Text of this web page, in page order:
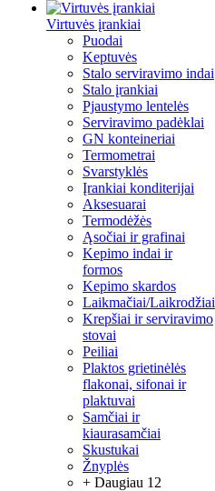
Virtuvės įrankiai
Puodai
Keptuvės
Stalo serviravimo indai
Stalo įrankiai
Pjaustymo lentelės
Serviravimo padėklai
GN konteineriai
Termometrai
Svarstyklės
Įrankiai konditerijai
Aksesuarai
Termodėžės
Ąsočiai ir grafinai
Kepimo indai ir
formos
Kepimo skardos
Laikmačiai/Laikrodžiai
Krepšiai ir serviravimo
stovai
Peiliai
Plaktos grietinėlės
flakonai, sifonai ir
plaktuvai
Samčiai ir
kiaurasamčiai
Skustukai
Žnyplės
+ Daugiau 12